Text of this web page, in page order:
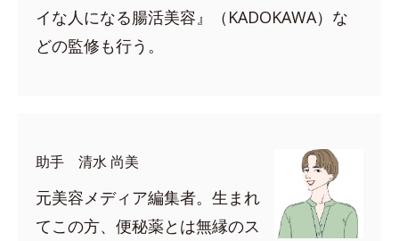
イな人になる腸活美容』（KADOKAWA）な
どの監修も行う。
助手 清水 尚美
元美容メディア編集者。生まれ
てこの方、便秘薬とは無縁のス